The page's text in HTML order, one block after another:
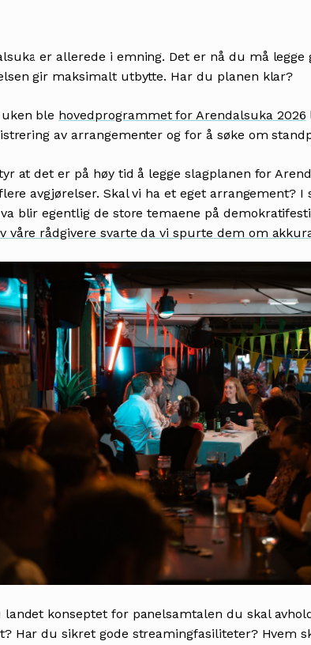
er allerede i emning. Det er nå du må
gir maksimalt utbytte. Har du planen klar?
ble hovedprogrammet for Arendalsuka 2026
av arrangementer og for å søke om
at det er på høy tid å legge slagplanen for
avgjørelser. Skal vi ha et eget arrangement? I
blir egentlig de store temaene på
våre rådgivere svarte da vi spurte dem om
landet konseptet for panelsamtalen du skal
Har du sikret gode streamingfasiliteter? Hvem